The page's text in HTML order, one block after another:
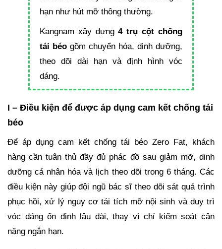
hạn như hút mỡ thông thường.
Kangnam xây dựng4 trụ cột chống
tái béogồm chuyển hóa, dinh dưỡng,
theo dõi dài hạn và định hình vóc
dáng.
I – Điều kiện để được áp dụng cam kết chống tái
béo
Để áp dụng cam kết chống tái béo Zero Fat, khách
hàng cần tuân thủ đầy đủ phác đồ sau giảm mỡ, dinh
dưỡng cá nhân hóa và lịch theo dõi trong 6 tháng. Các
điều kiện này giúp đội ngũ bác sĩ theo dõi sát quá trình
phục hồi, xử lý nguy cơ tái tích mỡ nội sinh và duy trì
vóc dáng ổn định lâu dài, thay vì chỉ kiểm soát cân
nặng ngắn hạn.